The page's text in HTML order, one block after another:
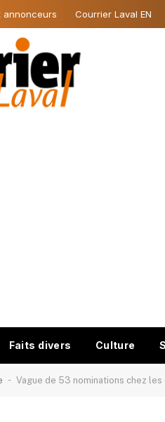
annonceurs Courrier Laval EN
Faits divers Culture
- Vague de 53 nominations chez les